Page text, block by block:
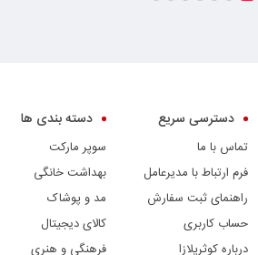
دسترسی سریع
تماس با ما
فرم ارتباط با مدیرعامل
راهنمای ثبت سفارش
حساب کاربری
درباره کوثرپلازا
دسته بندی ها
سوپر مارکت
بهداشت خانگی
مد و پوشاک
کالای دیجیتال
فرهنگی و هنری